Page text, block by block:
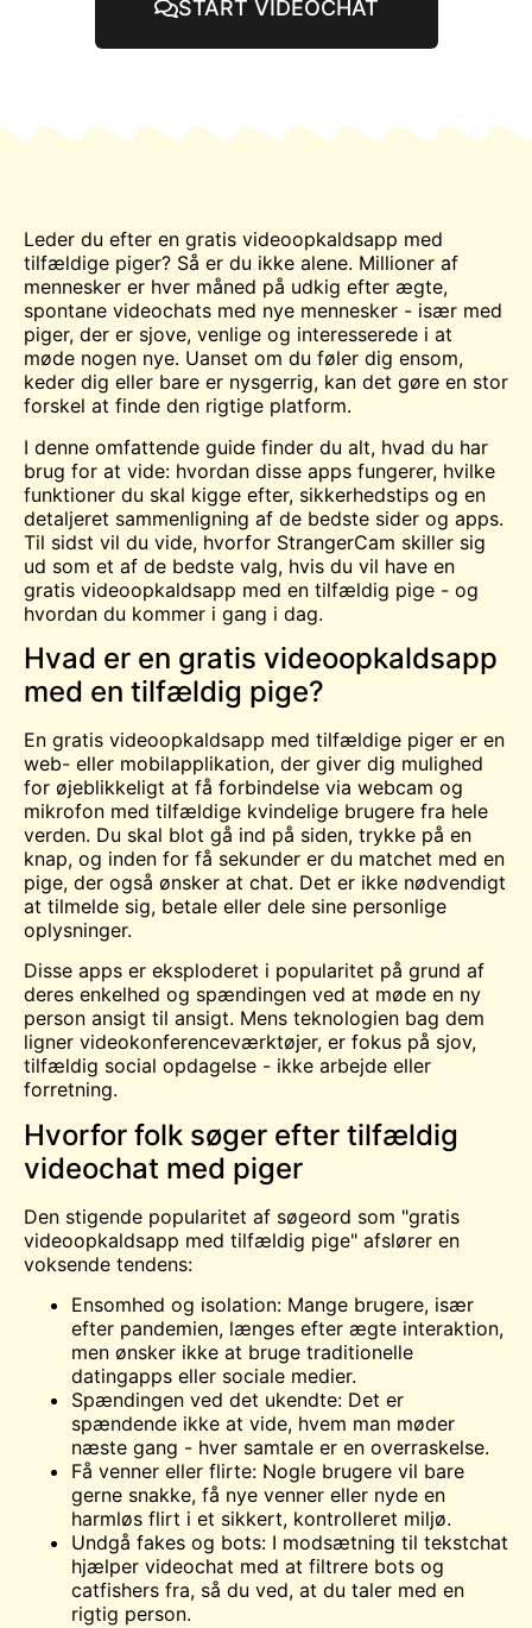
START VIDEOCHAT
Leder du efter en gratis videoopkaldsapp med
tilfældige piger? Så er du ikke alene. Millioner af
mennesker er hver måned på udkig efter ægte,
spontane videochats med nye mennesker - især med
piger, der er sjove, venlige og interesserede i at
møde nogen nye. Uanset om du føler dig ensom,
keder dig eller bare er nysgerrig, kan det gøre en stor
forskel at finde den rigtige platform.
I denne omfattende guide finder du alt, hvad du har
brug for at vide: hvordan disse apps fungerer, hvilke
funktioner du skal kigge efter, sikkerhedstips og en
detaljeret sammenligning af de bedste sider og apps.
Til sidst vil du vide, hvorfor StrangerCam skiller sig
ud som et af de bedste valg, hvis du vil have en
gratis videoopkaldsapp med en tilfældig pige - og
hvordan du kommer i gang i dag.
Hvad er en gratis videoopkaldsapp
med en tilfældig pige?
En gratis videoopkaldsapp med tilfældige piger er en
web- eller mobilapplikation, der giver dig mulighed
for øjeblikkeligt at få forbindelse via webcam og
mikrofon med tilfældige kvindelige brugere fra hele
verden. Du skal blot gå ind på siden, trykke på en
knap, og inden for få sekunder er du matchet med en
pige, der også ønsker at chat. Det er ikke nødvendigt
at tilmelde sig, betale eller dele sine personlige
oplysninger.
Disse apps er eksploderet i popularitet på grund af
deres enkelhed og spændingen ved at møde en ny
person ansigt til ansigt. Mens teknologien bag dem
ligner videokonferenceværktøjer, er fokus på sjov,
tilfældig social opdagelse - ikke arbejde eller
forretning.
Hvorfor folk søger efter tilfældig
videochat med piger
Den stigende popularitet af søgeord som "gratis
videoopkaldsapp med tilfældig pige" afslører en
voksende tendens:
Ensomhed og isolation: Mange brugere, især
efter pandemien, længes efter ægte interaktion,
men ønsker ikke at bruge traditionelle
datingapps eller sociale medier.
Spændingen ved det ukendte: Det er
spændende ikke at vide, hvem man møder
næste gang - hver samtale er en overraskelse.
Få venner eller flirte: Nogle brugere vil bare
gerne snakke, få nye venner eller nyde en
harmløs flirt i et sikkert, kontrolleret miljø.
Undgå fakes og bots: I modsætning til tekstchat
hjælper videochat med at filtrere bots og
catfishers fra, så du ved, at du taler med en
rigtig person.